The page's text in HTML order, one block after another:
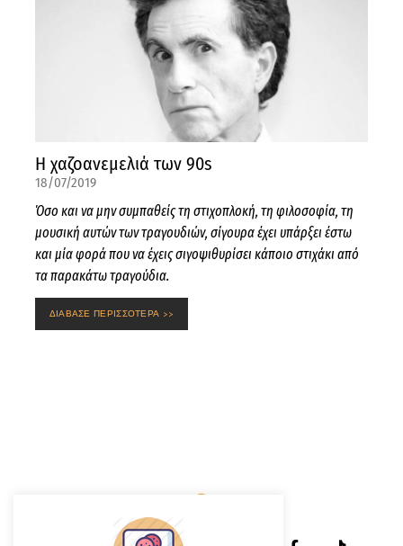
Η χαζοανεμελιά των 90s
18/07/2019
Όσο και να μην συμπαθείς τη στιχοπλοκή, τη φιλοσοφία, τη
μουσική αυτών των τραγουδιών, σίγουρα έχει υπάρξει έστω
και μία φορά που να έχεις σιγοψιθυρίσει κάποιο στιχάκι από
τα παρακάτω τραγούδια.
ΔΙΑΒΑΣΕ ΠΕΡΙΣΣΟΤΕΡΑ >>